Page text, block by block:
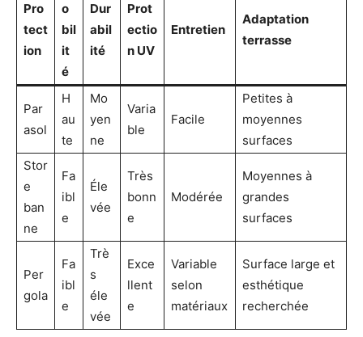
Pro
tect
ion
o
bil
it
é
Dur
abil
ité
Prot
ectio
n UV
Entretien
Adaptation
terrasse
Par
asol
H
au
te
Mo
yen
ne
Varia
ble
Facile
Petites à
moyennes
surfaces
Stor
e
ban
ne
Fa
ibl
e
Éle
vée
Très
bonn
e
Modérée
Moyennes à
grandes
surfaces
Per
gola
Fa
ibl
e
Trè
s
éle
vée
Exce
llent
e
Variable
selon
matériaux
Surface large et
esthétique
recherchée